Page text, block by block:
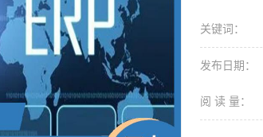
关键词：
发布日期：
阅 读 量：